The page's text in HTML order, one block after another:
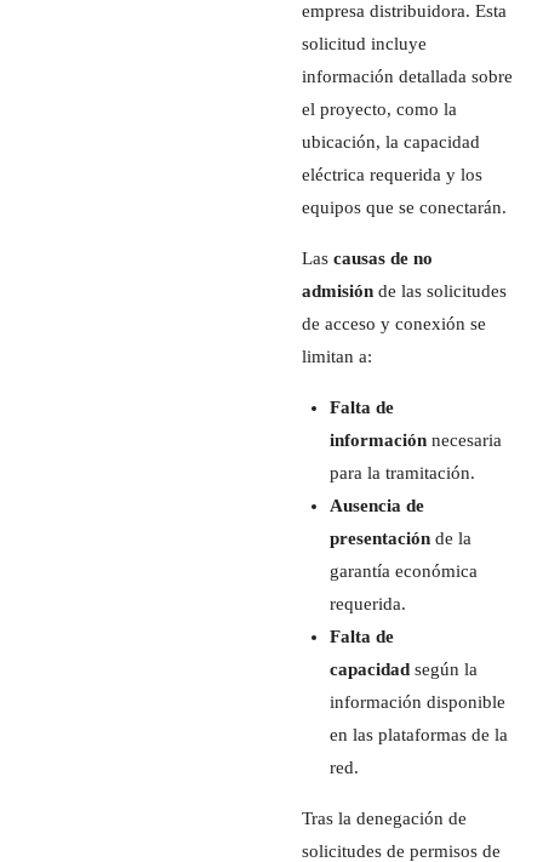
empresa distribuidora. Esta
solicitud incluye
información detallada sobre
el proyecto, como la
ubicación, la capacidad
eléctrica requerida y los
equipos que se conectarán.
Las causas de no
admisión de las solicitudes
de acceso y conexión se
limitan a:
Falta de
informaciónnecesaria
para la tramitación.
Ausencia de
presentaciónde la
garantía económica
requerida.
Falta de
capacidadsegún la
información disponible
en las plataformas de la
red.
Tras la denegación de
solicitudes de permisos de